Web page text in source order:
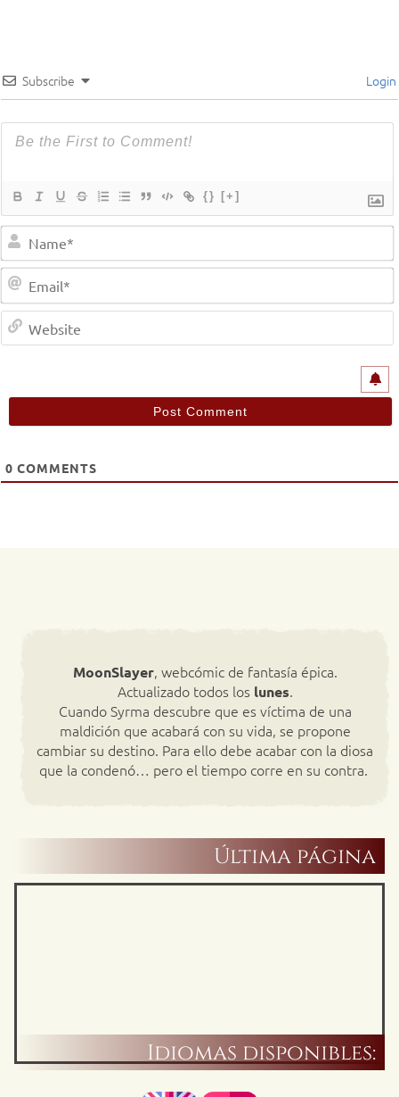
Subscribe Login
{} [+]
0 COMMENTS
MoonSlayer, webcómic de fantasía épica.
Actualizado todos los lunes.
Cuando Syrma descubre que es víctima de una
maldición que acabará con su vida, se propone
cambiar su destino. Para ello debe acabar con la diosa
que la condenó… pero el tiempo corre en su contra.
Última página
Idiomas disponibles: